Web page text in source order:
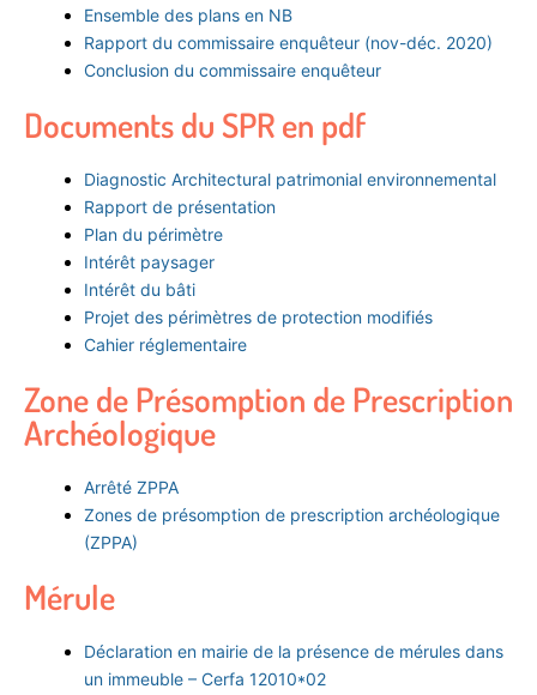
Ensemble des plans en NB
Rapport du commissaire enquêteur (nov-déc. 2020)
Conclusion du commissaire enquêteur
Documents du SPR en pdf
Diagnostic Architectural patrimonial environnemental
Rapport de présentation
Plan du périmètre
Intérêt paysager
Intérêt du bâti
Projet des périmètres de protection modifiés
Cahier réglementaire
Zone de Présomption de Prescription
Archéologique
Arrêté ZPPA
Zones de présomption de prescription archéologique
(ZPPA)
Mérule
Déclaration en mairie de la présence de mérules dans
un immeuble – Cerfa 12010*02